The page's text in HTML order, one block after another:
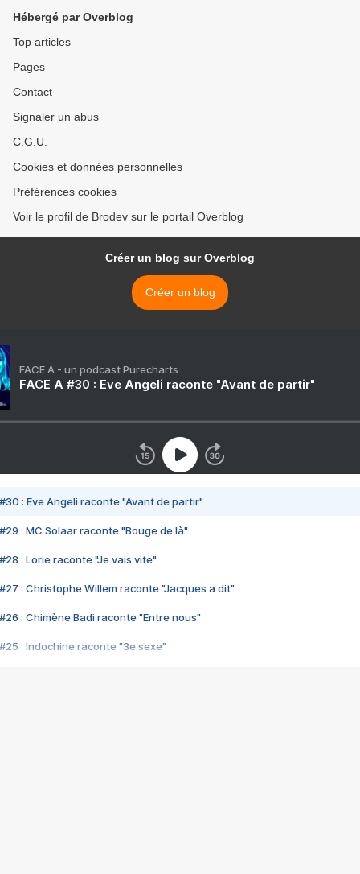
Hébergé par Overblog
Top articles
Pages
Contact
Signaler un abus
C.G.U.
Cookies et données personnelles
Préférences cookies
Voir le profil de Brodev sur le portail Overblog
Créer un blog sur Overblog
Créer un blog
FACE A - un podcast Purecharts
FACE A #30 : Eve Angeli raconte "Avant de partir"
#30 : Eve Angeli raconte "Avant de partir"
#29 : MC Solaar raconte "Bouge de là"
#28 : Lorie raconte "Je vais vite"
#27 : Christophe Willem raconte "Jacques a dit"
#26 : Chimène Badi raconte "Entre nous"
#25 : Indochine raconte "3e sexe"